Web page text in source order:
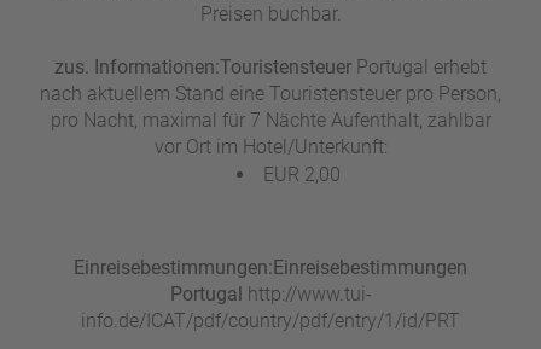
Preisen buchbar.
zus. Informationen:Touristensteuer Portugal erhebt
nach aktuellem Stand eine Touristensteuer pro Person,
pro Nacht, maximal für 7 Nächte Aufenthalt, zahlbar
vor Ort im Hotel/Unterkunft:
EUR 2,00
Einreisebestimmungen:Einreisebestimmungen
Portugal http://www.tui-
info.de/ICAT/pdf/country/pdf/entry/1/id/PRT